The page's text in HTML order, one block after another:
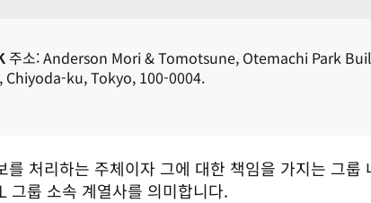
주소: Anderson Mori & Tomotsune, Otemachi Park
ku, Tokyo, 100-0004.
처리하는 주체이자 그에 대한 책임을 가지는 그룹
그룹 소속 계열사를 의미합니다.